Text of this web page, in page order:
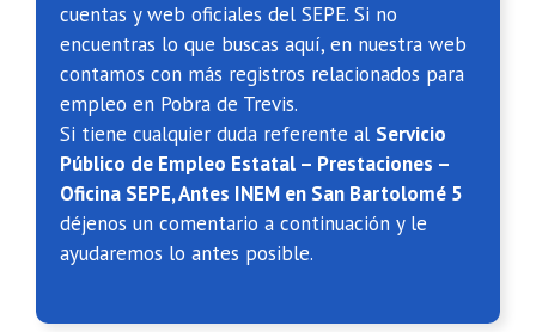
cuentas y web oficiales del SEPE. Si no
encuentras lo que buscas aquí, en nuestra web
contamos con más registros relacionados para
empleo en Pobra de Trevis.
Si tiene cualquier duda referente al Servicio
Público de Empleo Estatal – Prestaciones –
Oficina SEPE, Antes INEM en San Bartolomé 5
déjenos un comentario a continuación y le
ayudaremos lo antes posible.